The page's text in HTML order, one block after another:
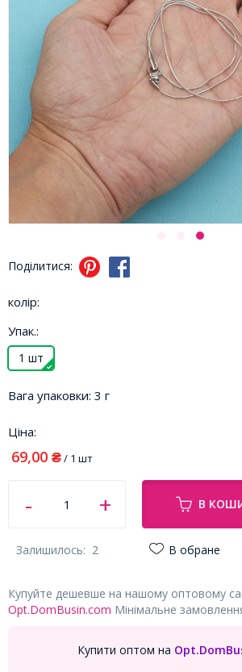
Поділитися:
колір:
Упак.:
1 шт
Вага упаковки: 3 г
Ціна:
69,00 ₴/ 1 шт
В
Залишилось: 2 В обране
Купуйте дешевше на нашому оптовому
Opt.DomBusin.com Мінімальне
Купити оптом на